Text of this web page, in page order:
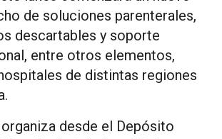
de soluciones parenterales,
descartables y soporte
entre otros elementos,
de distintas regiones
desde el Depósito